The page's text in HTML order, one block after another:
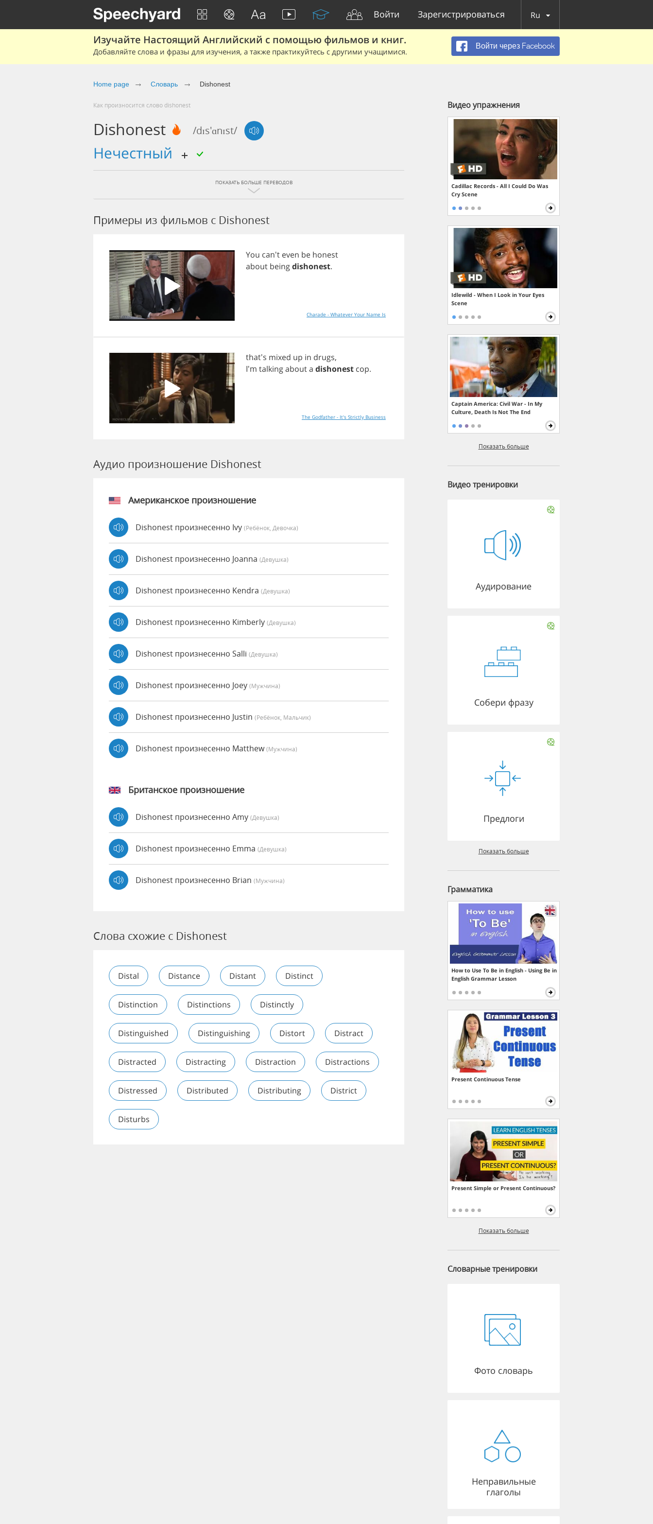
Войти Зарегистрироваться Ru
Изучайте Настоящий Английский с помощью фильмов и книг.
Добавляйте слова и фразы для изучения, а также практикуйтесь с другими учащимися.
Войти через Facebook
Home page Словарь Dishonest
Как произносится слово dishonest
Dishonest /dɪs'ɑnɪst/
нечестный
ПОКАЗАТЬ БОЛЬШЕ ПЕРЕВОДОВ
Примеры из фильмов c Dishonest
You can't even be honest
about beingdishonest.
Charade - Whatever Your Name Is
that's mixed up in drugs,
I'm talkingabouta dishonest cop.
The Godfather - It's Strictly Business
Аудио произношение Dishonest
Американское произношение
Dishonest произнесенно Ivy (Ребёнок, Девочка)
Dishonest произнесенно Joanna (девушка)
Dishonest произнесенно Kendra (девушка)
Dishonest произнесенно Kimberly (девушка)
Dishonest произнесенно Salli (девушка)
Dishonest произнесенно Joey (мужчина)
Dishonest произнесенно Justin (Ребёнок, Мальчик)
Dishonest произнесенно Matthew(мужчина)
Британское произношение
Dishonest произнесенно Amy (девушка)
Dishonest произнесенно Emma (девушка)
Dishonest произнесенно Brian (мужчина)
Слова схожие с Dishonest
Distal Distance Distant Distinct
Distinction Distinctions Distinctly
Distinguished Distinguishing Distort Distract
Distracted Distracting Distraction Distractions
Distressed Distributed Distributing District
Disturbs
Видео упражнения
Cadillac Records - All I Could Do Was
Cry Scene
Idlewild - When I Look in Your Eyes
Scene
Captain America: Civil War - In My
Culture, Death Is Not The End
Показать больше
Видео тренировки
Аудирование
Собери фразу
Предлоги
Показать больше
Грамматика
How to Use To Be in English - Using Be in
English Grammar Lesson
Present Continuous Tense
Present Simple or Present Continuous?
Показать больше
Словарные тренировки
Фото словарь
Неправильные
глаголы